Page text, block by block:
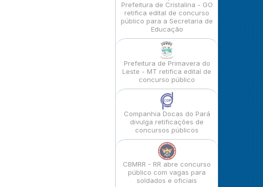
Prefeitura de Cristalina - GO
retifica edital de concurso
público para a Secretaria de
Educação
Prefeitura de Primavera do
Leste - MT retifica edital de
concurso público
Companhia Docas do Pará
divulga retificações de
concursos públicos
CBMRR - RR abre concurso
público com vagas para
soldados e oficiais